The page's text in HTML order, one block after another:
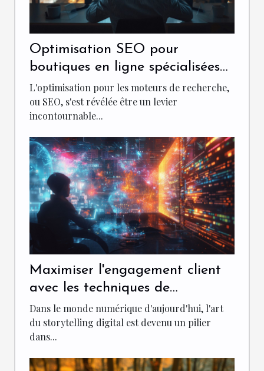
Optimisation SEO pour
boutiques en ligne spécialisées
dans le commerce électronique
L'optimisation pour les moteurs de recherche,
ou SEO, s'est révélée être un levier
incontournable...
Maximiser l'engagement client
avec les techniques de
storytelling digital
Dans le monde numérique d'aujourd'hui, l'art
du storytelling digital est devenu un pilier
dans...